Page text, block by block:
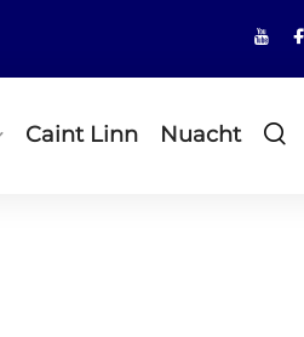
Caint Linn Nuacht